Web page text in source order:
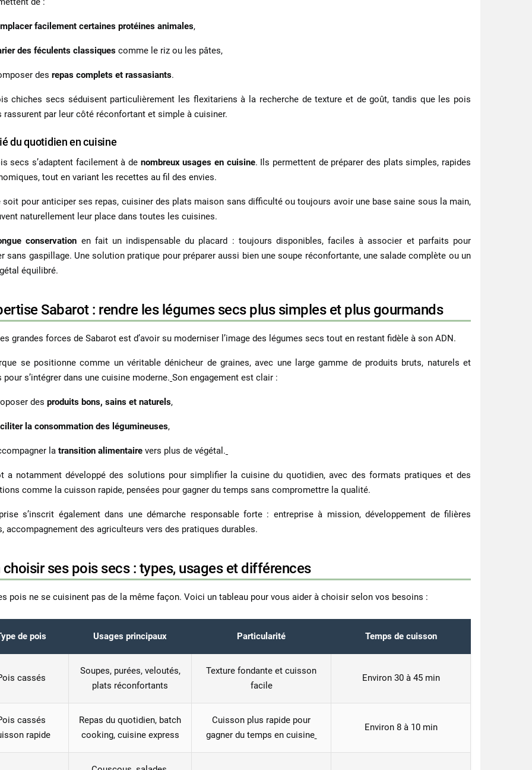
facilement certaines protéines animales,
des féculents classiques comme le riz ou les pâtes,
des repas complets et rassasiants.
chiches secs séduisent particulièrement les flexitariens à la recherche de texture et de goût, tandis que les pois
rassurent par leur côté réconfortant et simple à cuisiner.
du quotidien en cuisine
secs s’adaptent facilement à de nombreux usages en cuisine. Ils permettent de préparer des plats simples, rapides
tout en variant les recettes au fil des envies.
soit pour anticiper ses repas, cuisiner des plats maison sans difficulté ou toujours avoir une base saine sous la main,
naturellement leur place dans toutes les cuisines.
conservation en fait un indispensable du placard : toujours disponibles, faciles à associer et parfaits pour
sans gaspillage. Une solution pratique pour préparer aussi bien une soupe réconfortante, une salade complète ou un
équilibré.
Sabarot : rendre les légumes secs plus simples et plus gourmands
grandes forces de Sabarot est d’avoir su moderniser l’image des légumes secs tout en restant fidèle à son ADN.
se positionne comme un véritabledénicheur de graines, avec une large gamme de produits bruts, naturels et
pour s’intégrer dans une cuisine moderne. Son engagement est clair :
des produits bons, sains et naturels,
la consommation des légumineuses,
la transition alimentaire vers plus de végétal.
a notamment développé des solutions pour simplifier la cuisine du quotidien, avec des formats pratiques et des
comme la cuisson rapide, pensées pour gagner du temps sans compromettre la qualité.
s’inscrit également dans une démarche responsable forte : entreprise à mission, développement de filières
accompagnement des agriculteurs vers des pratiques durables.
choisir ses pois secs : types, usages et différences
pois ne se cuisinent pas de la même façon. Voici un tableau pour vous aider à choisir selon vos besoins :
de pois Usages principaux Particularité Temps de cuisson
cassés
Soupes, purées, veloutés,
plats réconfortants
Texture fondante et cuisson
facile
Environ 30 à 45 min
cassés
rapide
Repas du quotidien, batch
cooking, cuisine express
Cuisson plus rapide pour
gagner du temps en cuisine
Environ 8 à 10 min